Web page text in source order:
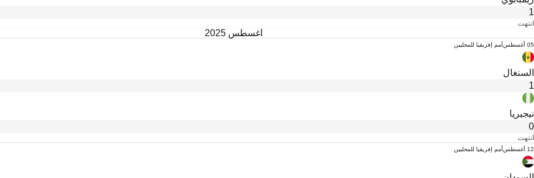
1
انتهت
أغسطس 2025
05 أغسطس أمم إفريقيا للمحليين
السنغال
1
نيجيريا
0
انتهت
12 أغسطس أمم إفريقيا للمحليين